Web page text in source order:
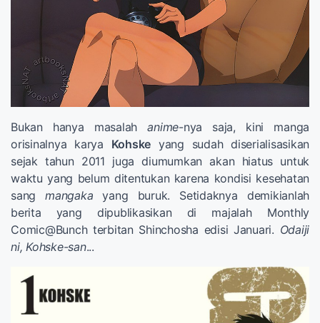
Bukan hanya masalahanime-nya saja, kini manga
orisinalnya karya Kohske yang sudah diserialisasikan
sejak tahun 2011 juga diumumkan akan hiatus untuk
waktu yang belum ditentukan karena kondisi kesehatan
sangmangaka yang buruk. Setidaknya demikianlah
berita yang dipublikasikan di majalah Monthly
Comic@Bunch terbitan Shinchosha edisi Januari. Odaiji
ni, Kohske-san...